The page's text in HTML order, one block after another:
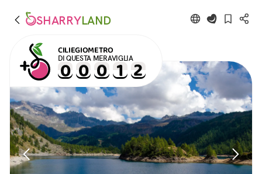
SHARRYLAND
CILIEGIOMETRO
DI QUESTA MERAVIGLIA